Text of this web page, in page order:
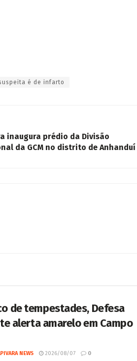
é de infarto
inaugura prédio da Divisão
da GCM no distrito de Anhanduí
de tempestades, Defesa
alerta amarelo em Campo
NEWS 2026/08/07 0